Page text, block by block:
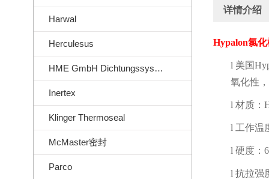
Harwal
Herculesus
HME GmbH Dichtungssysteme
Inertex
Klinger Thermoseal
McMaster密封
Parco
详情介绍
Hypalon氯
l 美国
氧化性
l 材质：
l 工作温
l 硬度：
l 抗拉强